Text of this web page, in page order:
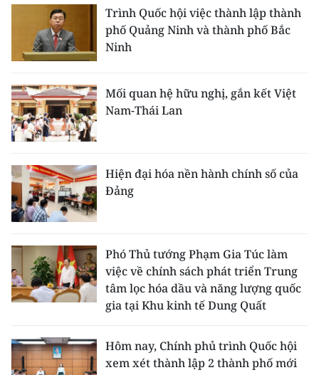
Trình Quốc hội việc thành lập thành
phố Quảng Ninh và thành phố Bắc
Ninh
Mối quan hệ hữu nghị, gắn kết Việt
Nam-Thái Lan
Hiện đại hóa nền hành chính số của
Đảng
Phó Thủ tướng Phạm Gia Túc làm
việc về chính sách phát triển Trung
tâm lọc hóa dầu và năng lượng quốc
gia tại Khu kinh tế Dung Quất
Hôm nay, Chính phủ trình Quốc hội
xem xét thành lập 2 thành phố mới